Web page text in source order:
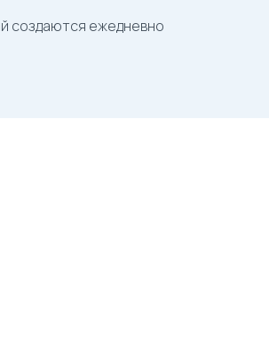
создаются ежедневно